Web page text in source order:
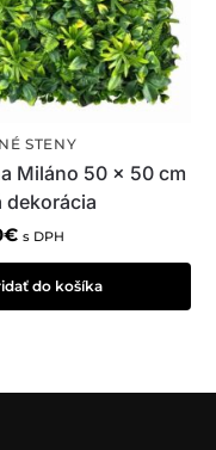
STENY
Miláno 50 x 50 cm
dekorácia
€ s DPH
do košíka